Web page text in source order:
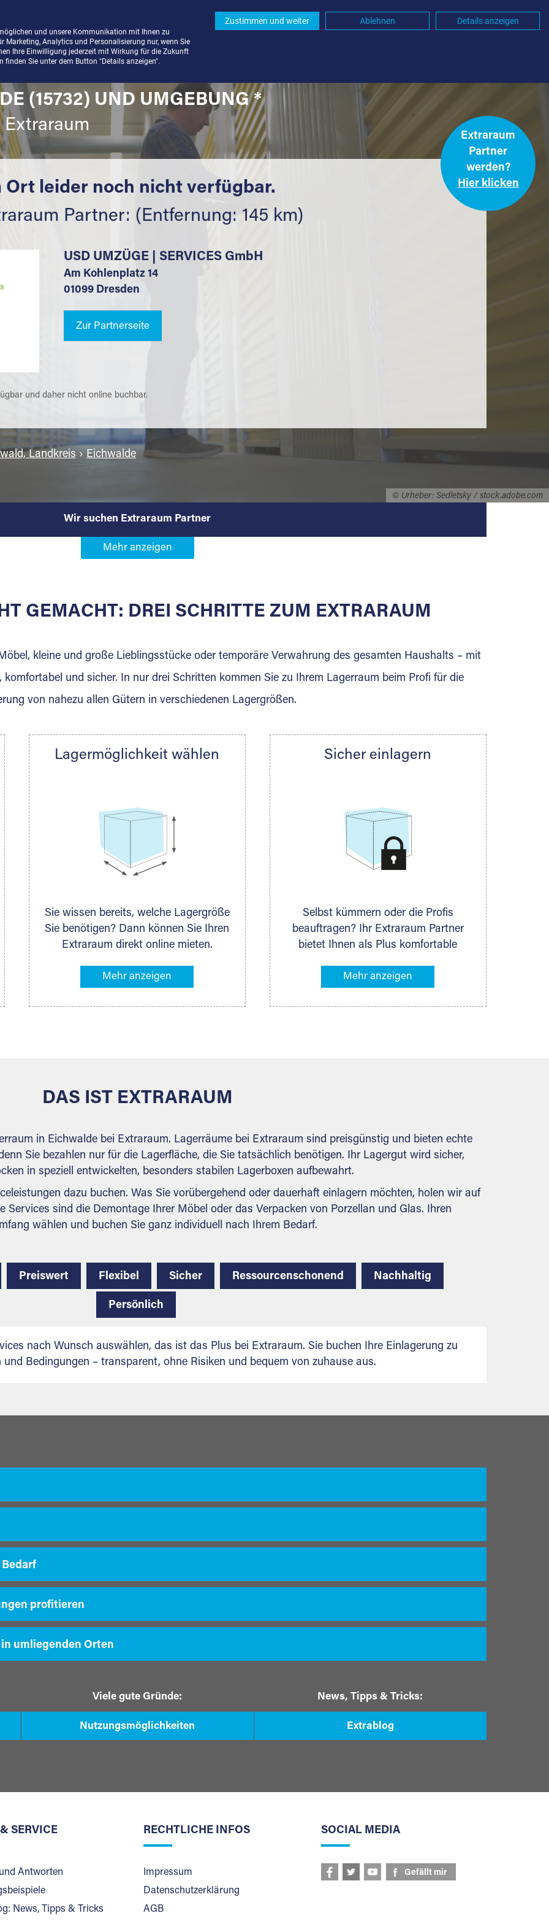
© Urheber: Sedletsky / stock.adobe.com
(15732) UND UMGEBUNG *
Extraraum
Partner
werden?
Hier klicken
Ort leider noch nicht verfügbar.
Partner: (Entfernung: 145 km)
USD UMZÜGE | SERVICES GmbH
Am Kohlenplatz 14
01099 Dresden
Zur Partnerseite
und daher nicht online buchbar.
Landkreis › Eichwalde
Wir suchen Extraraum Partner
Partner in
für die Einlagerung von Umzugsgut gebaut wurde? Werden Sie jetzt Extraraum Partner und
Ihre Nachricht.
GEMACHT: DREI SCHRITTE ZUM EXTRARAUM
kleine und große Lieblingsstücke oder temporäre Verwahrung des gesamten Haushalts – mit
und sicher. In nur drei Schritten kommen Sie zu Ihrem Lagerraum beim Profi für die
von nahezu allen Gütern in verschiedenen Lagergrößen.
Lagermöglichkeit wählen
Sie wissen bereits, welche Lagergröße
Sie benötigen? Dann können Sie Ihren
Extraraum direkt online mieten.
Lagerliste die entsprechenden
möchten – das Volumen wird sofort
weiteren Fragen, die Sie haben.
Sicher einlagern
Selbst kümmern oder die Profis
beauftragen? Ihr Extraraum Partner
bietet Ihnen als Plus komfortable
besonders bequem machen. Dazu
Lieferung von Packmaterial sowie
DAS IST EXTRARAUM
in Eichwalde bei Extraraum. Lagerräume bei Extraraum sind preisgünstig und bieten echte
Sie bezahlen nur für die Lagerfläche, die Sie tatsächlich benötigen. Ihr Lagergut wird sicher,
in speziell entwickelten, besonders stabilen Lagerboxen aufbewahrt.
dazu buchen. Was Sie vorübergehend oder dauerhaft einlagern möchten, holen wir auf
Services sind die Demontage Ihrer Möbel oder das Verpacken von Porzellan und Glas. Ihren
wählen und buchen Sie ganz individuell nach Ihrem Bedarf.
Preiswert Flexibel Sicher Ressourcenschonend Nachhaltig
Persönlich
nach Wunsch auswählen, das ist das Plus bei Extraraum. Sie buchen Ihre Einlagerung zu
und Bedingungen – transparent, ohne Risiken und bequem von zuhause aus.
Bedarf
profitieren
umliegenden Orten
Viele gute Gründe:
Nutzungsmöglichkeiten
News, Tipps & Tricks:
Extrablog
SERVICE
Antworten
News, Tipps & Tricks
RECHTLICHE INFOS
Impressum
Datenschutzerklärung
AGB
SOCIAL MEDIA
Gefällt mir
und unsere Kommunikation mit Ihnen zu
Marketing, Analytics und Personalisierung nur, wenn Sie
Ihre Einwilligung jederzeit mit Wirkung für die Zukunft
Sie unter dem Button "Details anzeigen".
Zustimmen und weiter Ablehnen Details anzeigen